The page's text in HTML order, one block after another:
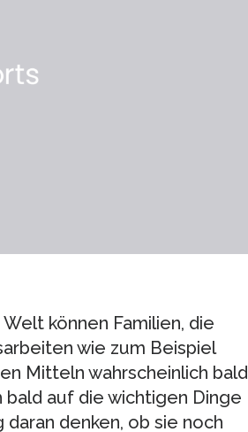
können Familien, die
wie zum Beispiel
Mitteln wahrscheinlich bald
auf die wichtigen Dinge
denken, ob sie noch